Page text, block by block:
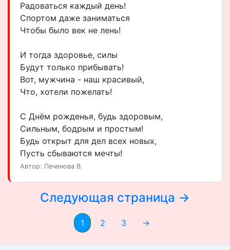
Радоваться каждый день!
Спортом даже заниматься
Чтобы было век не лень!
И тогда здоровье, силы
Будут только прибывать!
Вот, мужчина - наш красивый,
Что, хотели пожелать!
С Днём рожденья, будь здоровым,
Сильным, бодрым и простым!
Будь открыт для дел всех новых,
Пусть сбываются мечты!
Автор: Печенова В.
Следующая страница →
1 2 3 →